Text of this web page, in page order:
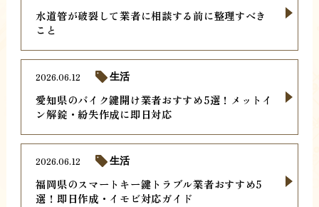
水道管が破裂して業者に相談する前に整理すべき
こと
愛知県のバイク鍵開け業者おすすめ5選！メットイ
ン解錠・紛失作成に即日対応
2026.06.12 生活
福岡県のスマートキー鍵トラブル業者おすすめ5
選！即日作成・イモビ対応ガイド
2026.06.12 生活